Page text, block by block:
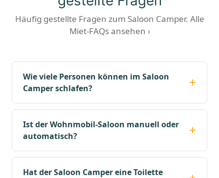
Häufig gestellte Fragen zum Saloon Camper. Alle
Miet-FAQs ansehen ›
Wie viele Personen können im Saloon
Camper schlafen?
Ist der Wohnmobil-Saloon manuell oder
automatisch?
Hat der Saloon Camper eine Toilette